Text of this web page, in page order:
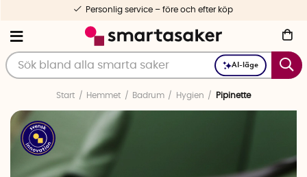
AI-läge
Personlig service – före och efter köp
Start Hemmet Badrum Hygien Pipinette